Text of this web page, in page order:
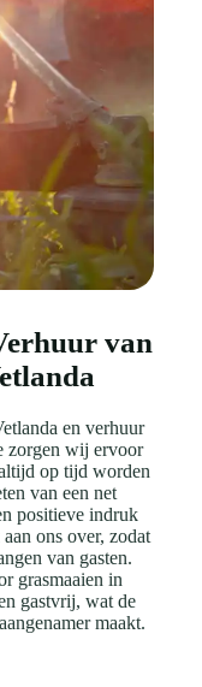
van
en verhuur
zorgen wij ervoor
op tijd worden
van een net
positieve indruk
ons over, zodat
van gasten.
grasmaaien in
gastvrij, wat de
maakt.